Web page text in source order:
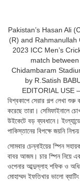
Pakistan’s Hasan Ali
(R) and
2023 ICC Men’s
match
Chidambaram
by R.Satish
EDITORIAL USE
বিশ্বকাপে সেরার গল্প লেখা
করেছে তারা। সেমিফাইনালে
উইকেটে বড় ব্যবধানে।
পাকিস্তানের বিপক্ষে জয়নি
সোমবার চেন্নাইয়ের স্পিন
বাবর আজম। চার স্পিন নিয়ে
ওপেনার আব্দুল্লাহ শফিক ও
মোহাম্মদ ইফতিখার ভালো